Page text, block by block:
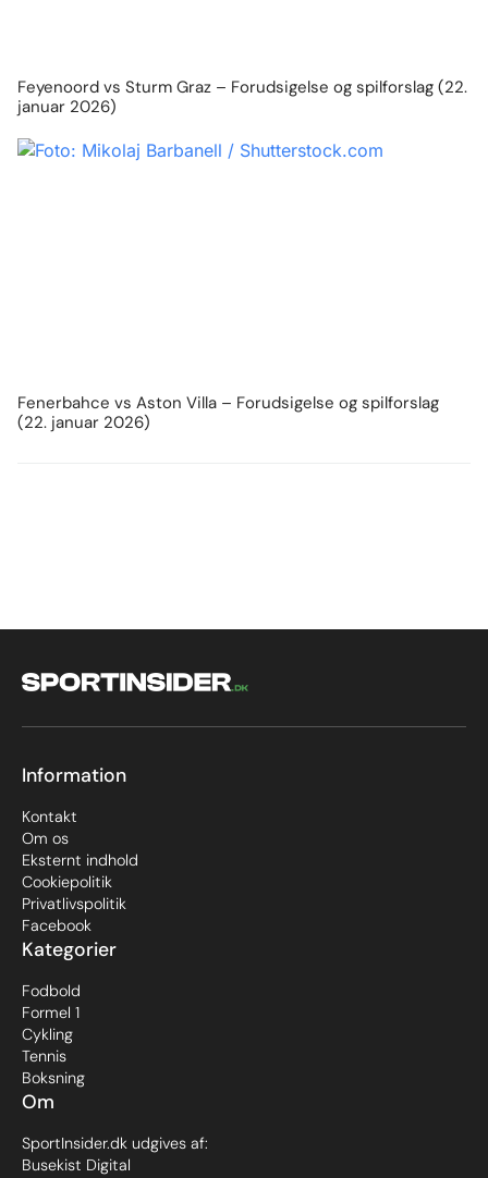
Feyenoord vs Sturm Graz – Forudsigelse og spilforslag (22.
januar 2026)
Fenerbahce vs Aston Villa – Forudsigelse og spilforslag
(22. januar 2026)
Om
SportInsider.dk udgives af:
Busekist Digital
Kategorier
Fodbold
Formel 1
Cykling
Tennis
Boksning
Information
Kontakt
Om os
Eksternt indhold
Cookiepolitik
Privatlivspolitik
Facebook